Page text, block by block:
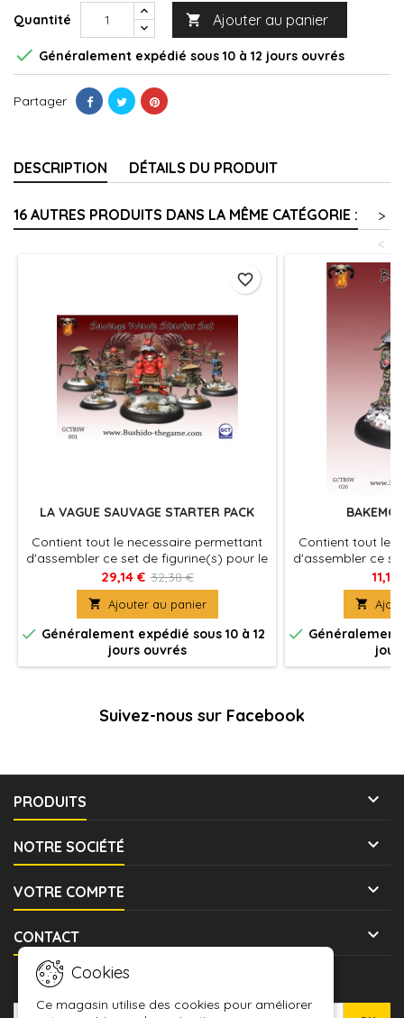
Quantité  Ajouter au panier
 Généralement expédié sous 10 à 12 jours ouvrés
Partager
DESCRIPTION DÉTAILS DU PRODUIT
16 AUTRES PRODUITS DANS LA MÊME CATÉGORIE :
>
<
LA VAGUE SAUVAGE STARTER PACK
Contient tout le necessaire permettant
d'assembler ce set de figurine(s) pour le
jeu Bushido, produit fournies avec leurs
socles en plastique. Figurine(s) à
peindre et à assembler
29,14 € 32,38 €
 Ajouter au panier
 Généralement expédié sous 10 à 12
jours ouvrés
favorite_border
Contient tout le
d'assembler ce
jeu Bushido,
socles en
peindre
11,18

 Généralement
Suivez-nous sur Facebook
PRODUITS 
NOTRE SOCIÉTÉ 
VOTRE COMPTE 
CONTACT 
Cookies
Ce magasin utilise des cookies pour améliorer
LETTRE D'INFORMATIONS